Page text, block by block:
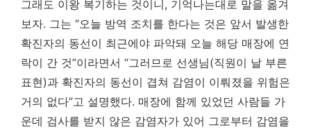
그래도 이왕 복기하는 것이니, 기억나는대로 말을 옮겨
보자. 그는 “오늘 방역 조치를 한다는 것은 앞서 발생한
확진자의 동선이 최근에야 파악돼 오늘 해당 매장에 연
락이 간 것”이라면서 “그러므로 선생님(직원이 날 부른
표현)과 확진자의 동선이 겹쳐 감염이 이뤄졌을 위험은
거의 없다”고 설명했다. 매장에 함께 있었던 사람들 가
운데 검사를 받지 않은 감염자가 있어 그로부터 감염을